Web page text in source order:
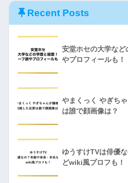
Recent Posts
安堂ホセの大学な
やプロフィールも！
やまくっく やぎち
は誰で顔画像は？
ゆうすけTVは俳優
どwiki風プロフも！